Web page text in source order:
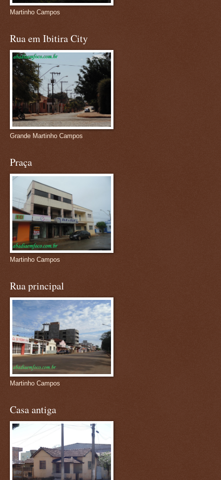
Martinho Campos
Rua em Ibitira City
Grande Martinho Campos
Praça
Martinho Campos
Rua principal
Martinho Campos
Casa antiga